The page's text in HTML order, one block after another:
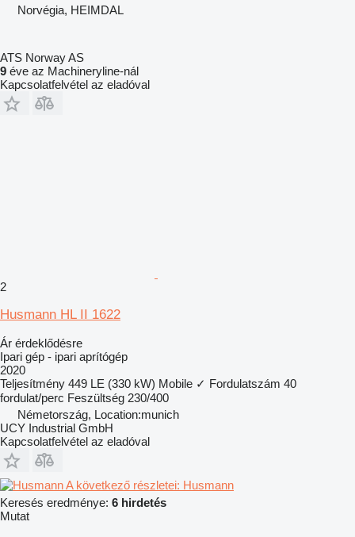
Norvégia, HEIMDAL
ATS Norway AS
9 éve az Machineryline-nál
Kapcsolatfelvétel az eladóval
2
Husmann HL II 1622
Ár érdeklődésre
Ipari gép - ipari aprítógép
2020
Teljesítmény 449 LE (330 kW) Mobile ✓ Fordulatszám 40
fordulat/perc Feszültség 230/400
Németország, Location:munich
UCY Industrial GmbH
Kapcsolatfelvétel az eladóval
A következő részletei: Husmann
Keresés eredménye: 6 hirdetés
Mutat